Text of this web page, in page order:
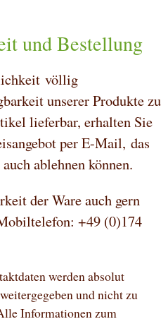
und Bestellung
völlig
unserer Produkte zu
lieferbar, erhalten Sie
per E-Mail, das
ablehnen können.
der Ware auch gern
+49 (0)174
werden absolut
und nicht zu
Informationen zum